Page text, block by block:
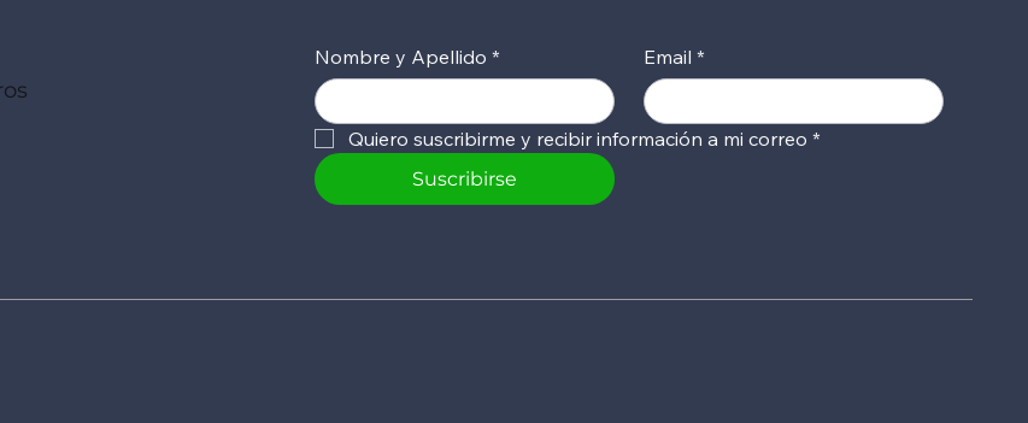
Nombre y Apellido * Email *
Quiero suscribirme y recibir información a mi correo *
Suscribirse